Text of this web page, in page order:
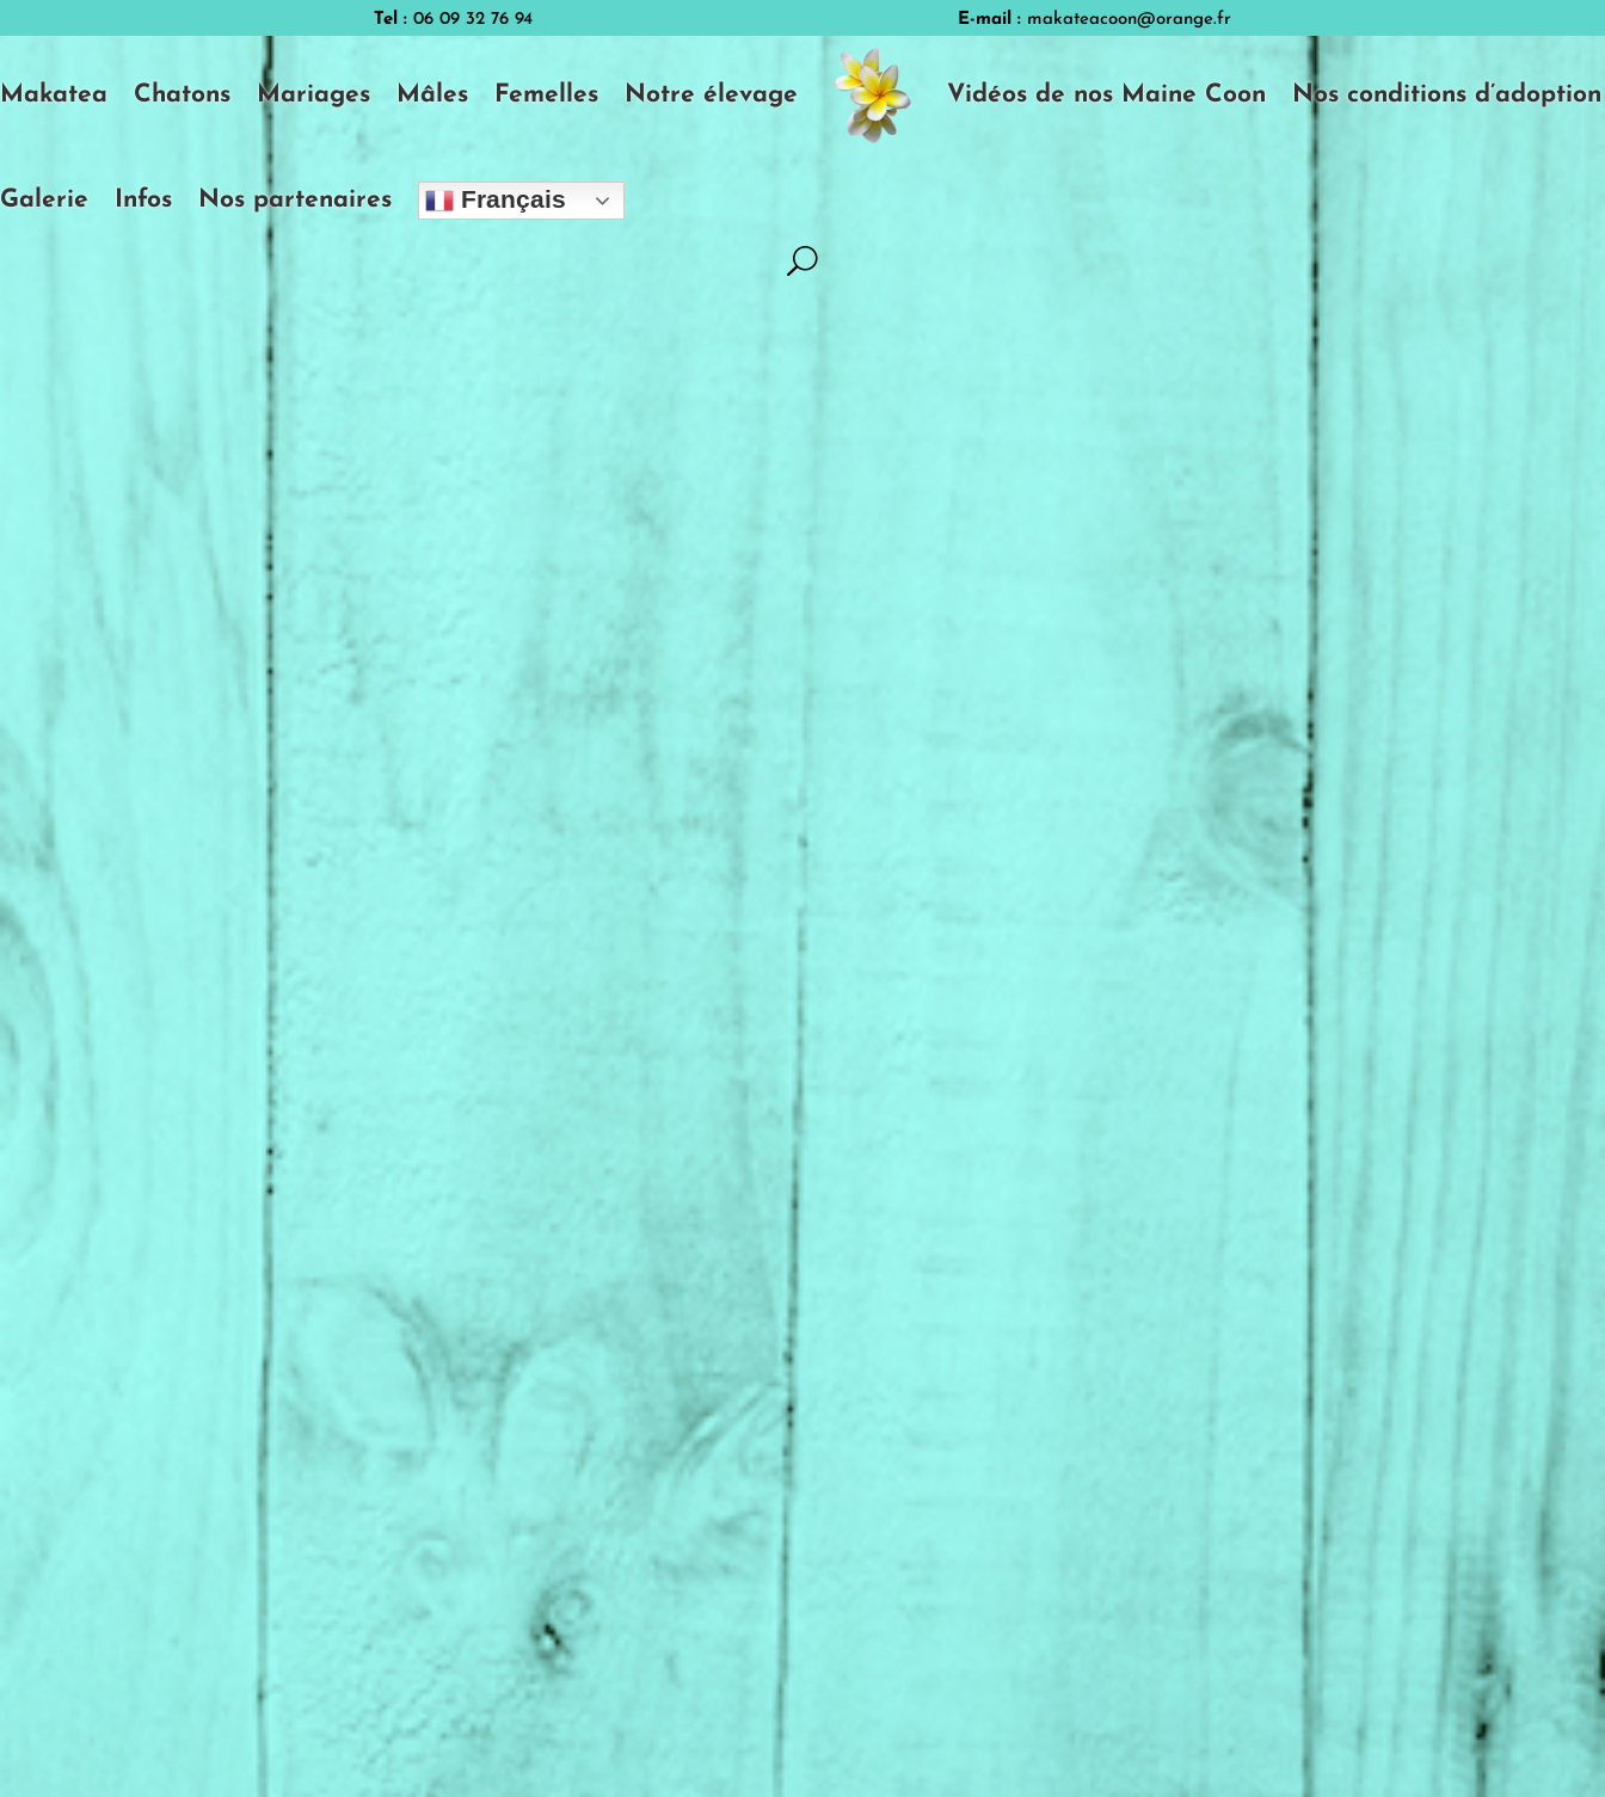
Makatea Chatons Mariages Mâles Femelles Notre élevage Vidéos de nos Maine Coon Nos conditions d’adoption
Galerie Infos Nos partenaires Français
Tel : 06 09 32 76 94 E-mail : makateacoon@orange.fr